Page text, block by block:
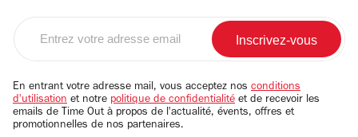
email
En entrant votre adresse mail, vous acceptez nos conditions
d'utilisation et notre politique de confidentialité et de recevoir les
emails de Time Out à propos de l'actualité, évents, offres et
promotionnelles de nos partenaires.